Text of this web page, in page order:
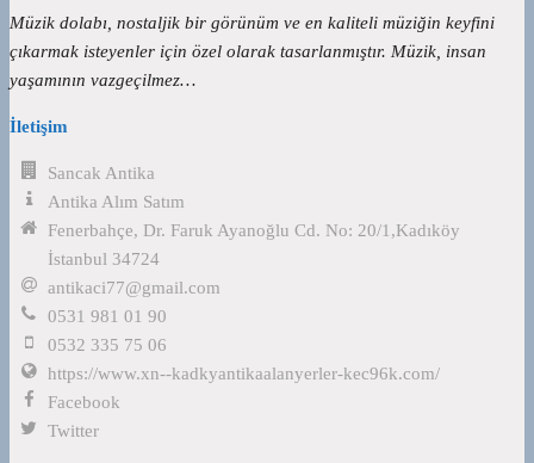
Müzik dolabı, nostaljik bir görünüm ve en kaliteli müziğin keyfini
çıkarmak isteyenler için özel olarak tasarlanmıştır. Müzik, insan
yaşamının vazgeçilmez…
İletişim
Sancak Antika
Antika Alım Satım
Fenerbahçe, Dr. Faruk Ayanoğlu Cd. No: 20/1,Kadıköy
İstanbul 34724
antikaci77@gmail.com
0531 981 01 90
0532 335 75 06
https://www.xn--kadkyantikaalanyerler-kec96k.com/
Facebook
Twitter